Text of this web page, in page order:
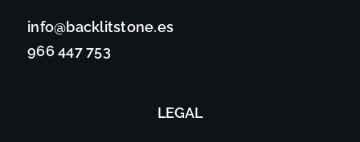
info@backlitstone.es
966 447 753
LEGAL